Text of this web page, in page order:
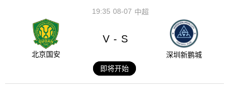
08-07
19:35 中超
北京国安
V - S
深圳新鹏城
即将开始